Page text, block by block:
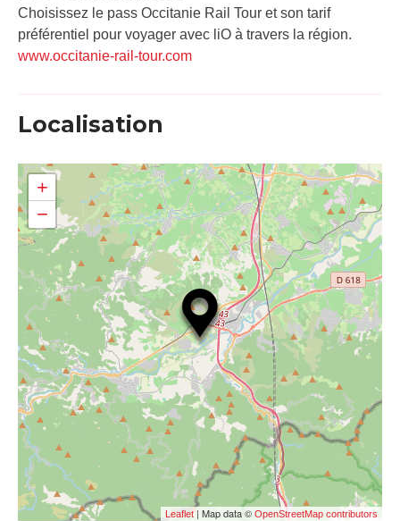
Choisissez le pass Occitanie Rail Tour et son tarif
préférentiel pour voyager avec liO à travers la région.
www.occitanie-rail-tour.com
Localisation
+
−
Leaflet | Map data © OpenStreetMap contributors